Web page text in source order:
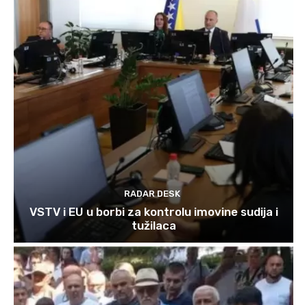
RADAR DESK
VSTV i EU u borbi za kontrolu imovine sudija i
tužilaca